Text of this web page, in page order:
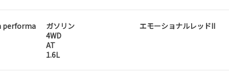
performa
ガソリン
4WD
AT
1.6L
エモーショナルレッドII